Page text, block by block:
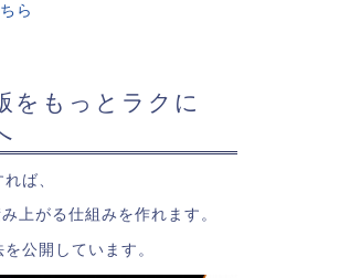
ら
をもっとラクに
ば、
上がる仕組みを作れます。
公開しています。